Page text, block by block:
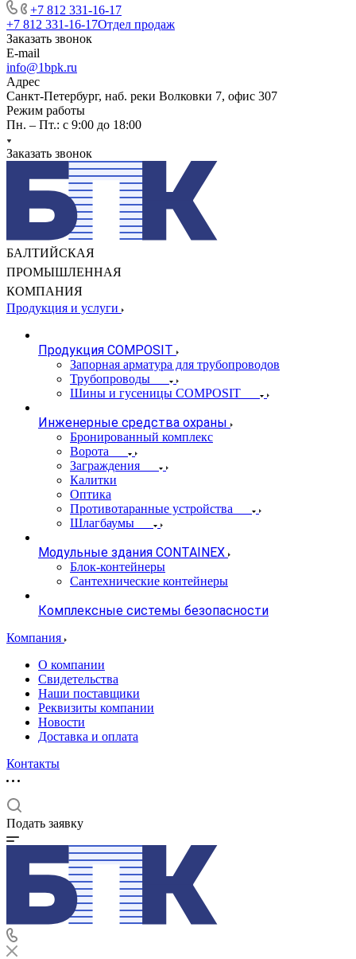
+7 812 331-16-17
+7 812 331-16-17Отдел продаж
Заказать звонок
E-mail
info@1bpk.ru
Адрес
Санкт-Петербург, наб. реки Волковки 7, офис 307
Режим работы
Пн. – Пт.: с 9:00 до 18:00
Заказать звонок
БАЛТИЙСКАЯ
ПРОМЫШЛЕННАЯ
КОМПАНИЯ
Продукция и услуги
Продукция COMPOSIT
Запорная арматура для трубопроводов
Трубопроводы
Шины и гусеницы COMPOSIT
Инженерные средства охраны
Бронированный комплекс
Ворота
Заграждения
Калитки
Оптика
Противотаранные устройства
Шлагбаумы
Модульные здания CONTAINEX
Блок-контейнеры
Сантехнические контейнеры
Комплексные системы безопасности
Компания
О компании
Свидетельства
Наши поставщики
Реквизиты компании
Новости
Доставка и оплата
Контакты
Подать заявку